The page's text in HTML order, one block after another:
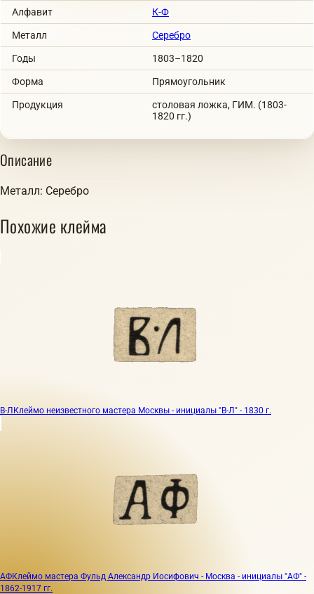
Алфавит К-Ф
Металл Серебро
Годы 1803–1820
Форма Прямоугольник
Продукция
столовая ложка, ГИМ. (1803-
1820 гг.)
Описание
Металл: Серебро
Похожие клейма
В-ЛКлеймо неизвестного мастера Москвы - инициалы "В-Л" - 1830 г.
АФКлеймо мастера Фульд Александр Иосифович - Москва - инициалы "АФ" -
1862-1917 гг.